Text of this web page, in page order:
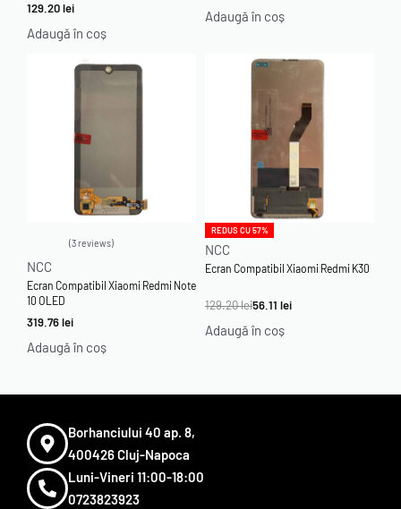
129.20lei
Adaugă în coș
Adaugă în coș
3 reviews
NCC
Ecran Compatibil Xiaomi Redmi Note
10 OLED
319.76lei
Adaugă în coș
REDUS CU 57%
NCC
Ecran Compatibil Xiaomi Redmi K30
129.20lei56.11 lei
Adaugă în coș
Borhanciului 40 ap. 8,
400426 Cluj-Napoca
Luni-Vineri 11:00-18:00
0723823923